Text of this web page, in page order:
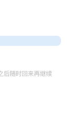
后随时回来再继续